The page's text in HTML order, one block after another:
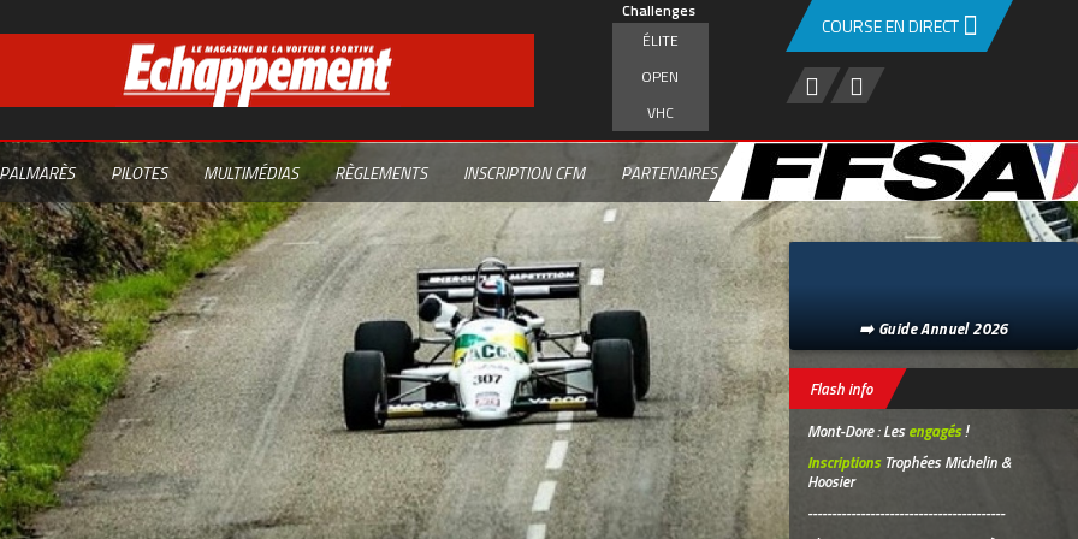
Challenges
ÉLITE
OPEN
VHC
PALMARÈS PILOTES MULTIMÉDIAS RÈGLEMENTS INSCRIPTION CFM PARTENAIRES
COURSE EN DIRECT
➡️ Guide Annuel 2026
Flash info
Mont-Dore : Lesengagés!
InscriptionsTrophées Michelin &
Hoosier
-----------------------------------------